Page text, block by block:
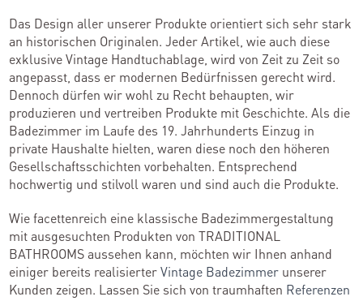
Das Design aller unserer Produkte orientiert sich sehr stark
an historischen Originalen. Jeder Artikel, wie auch diese
exklusive Vintage Handtuchablage, wird von Zeit zu Zeit so
angepasst, dass er modernen Bedürfnissen gerecht wird.
Dennoch dürfen wir wohl zu Recht behaupten, wir
produzieren und vertreiben Produkte mit Geschichte. Als die
Badezimmer im Laufe des 19. Jahrhunderts Einzug in
private Haushalte hielten, waren diese noch den höheren
Gesellschaftsschichten vorbehalten. Entsprechend
hochwertig und stilvoll waren und sind auch die Produkte.
Wie facettenreich eine klassische Badezimmergestaltung
mit ausgesuchten Produkten von TRADITIONAL
BATHROOMS aussehen kann, möchten wir Ihnen anhand
einiger bereits realisierterVintage Badezimmer unserer
Kunden zeigen. Lassen Sie sich von traumhaften Referenzen